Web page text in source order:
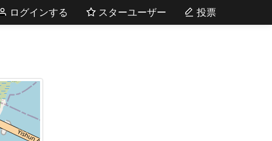
ログインする スターユーザー 投票